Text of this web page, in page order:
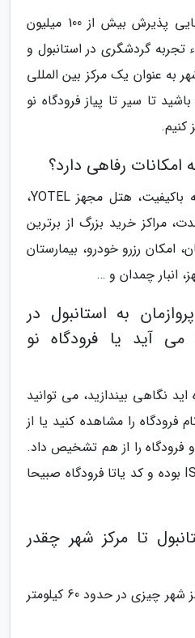
فرودگاه نو استانبول با توانایی پذیرش بیش از 100 میلیون
تجربه گردشگری در استانبول و
به عنوان یک مرکز بین المللی
تا سیر تا پیاز فرودگاه نو
کنیم.
امکانات رفاهی دارد؟
بیش از 200 رستوران و کافه باکیفیت، هتل مجهز YOTEL،
مراکز خرید بزرگ از برترین
امکان رزرو خودرو، بیمارستان
انبار چمدان و …
به استانبول در
می آید یا فرودگاه نو
نگاهی بیندازید، می توانید
فرودگاه را مشاهده کنید یا از
فرودگاه را از هم تشخیص داد.
کد یاتا فرودگاه استانبول IST بوده و کد یاتا فرودگاه صبیحا
تا مرکز شهر چقدر
بین فرودگاه استانبول تا مرکز شهر چیزی در حدود 60 کیلومتر